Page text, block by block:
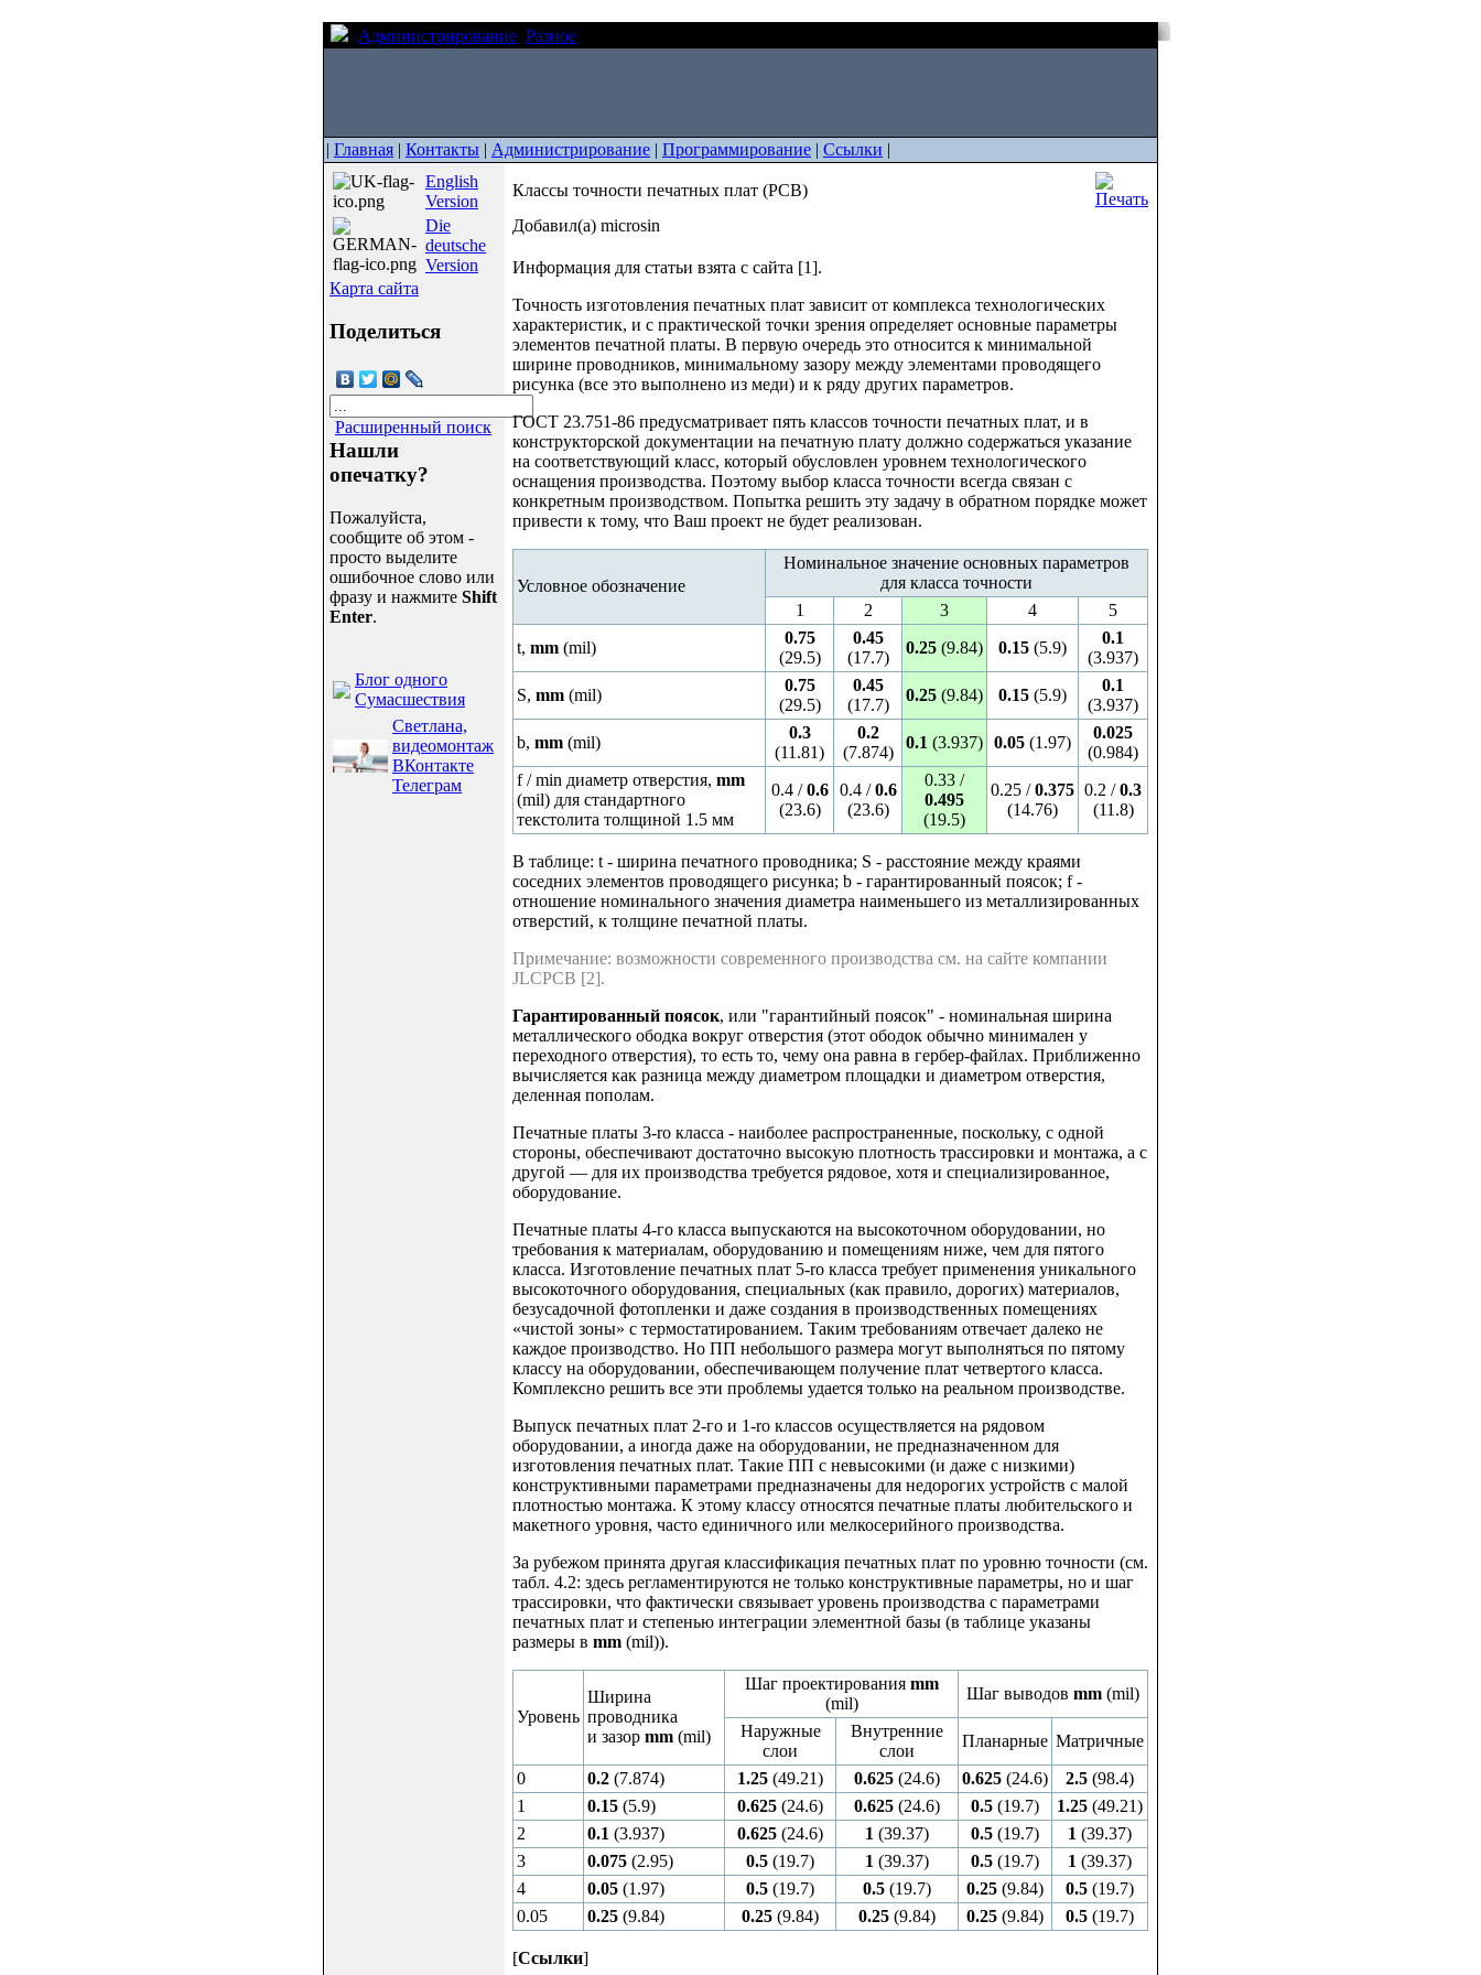
Администрирование Разное
| Главная | Контакты | Администрирование | Программирование | Ссылки |
English
Version
Die
deutsche
Version
Карта сайта
Поделиться
Расширенный поиск
Нашли
опечатку?
Пожалуйста,
сообщите об этом -
просто выделите
ошибочное слово или
фразу и нажмите Shift
Enter.
Блог одного
Сумасшествия
Светлана,
видеомонтаж
ВКонтакте
Телеграм
Классы точности печатных плат (PCB)
Добавил(а) microsin
Информация для статьи взята с сайта [1].
Точность изготовления печатных плат зависит от комплекса технологических
характеристик, и с практической точки зрения определяет основные параметры
элементов печатной платы. В первую очередь это относится к минимальной
ширине проводников, минимальному зазору между элементами проводящего
рисунка (все это выполнено из меди) и к ряду других параметров.
ГОСТ 23.751-86 предусматривает пять классов точности печатных плат, и в
конструкторской документации на печатную плату должно содержаться указание
на соответствующий класс, который обусловлен уровнем технологического
оснащения производства. Поэтому выбор класса точности всегда связан с
конкретным производством. Попытка решить эту задачу в обратном порядке может
привести к тому, что Ваш проект не будет реализован.
Условное обозначение
Номинальное значение основных параметров
для класса точности
1
2 3 4
5
t, mm (mil)
0.75
(29.5)
0.45
(17.7)
0.25 (9.84) 0.15 (5.9)
0.1
(3.937)
S, mm (mil)
0.75
(29.5)
0.45
(17.7)
0.25 (9.84) 0.15 (5.9)
0.1
(3.937)
b, mm (mil)
0.3
(11.81)
0.2
(7.874)
0.1 (3.937) 0.05 (1.97)
0.025
(0.984)
f / min диаметр отверстия, mm
(mil) для стандартного
текстолита толщиной 1.5 мм
0.4 /0.6
(23.6)
0.4 /0.6
(23.6)
0.33 /
0.495
(19.5)
0.25 /0.375
(14.76)
0.2 /0.3
(11.8)
В таблице: t - ширина печатного проводника; S - расстояние между краями
соседних элементов проводящего рисунка; b - гарантированный поясок; f -
отношение номинального значения диаметра наименьшего из металлизированных
отверстий, к толщине печатной платы.
Примечание: возможности современного производства см. на сайте компании
JLCPCB [2].
Гарантированный поясок, или "гарантийный поясок" - номинальная ширина
металлического ободка вокруг отверстия (этот ободок обычно минимален у
переходного отверстия), то есть то, чему она равна в гербер-файлах. Приближенно
вычисляется как разница между диаметром площадки и диаметром отверстия,
деленная пополам.
Печатные платы 3-ro класса - наиболее распространенные, поскольку, с одной
стороны, обеспечивают достаточно высокую плотность трассировки и монтажа, а с
другой — для их производства требуется рядовое, хотя и специализированное,
оборудование.
Печатные платы 4-го класса выпускаются на высокоточном оборудовании, но
требования к материалам, оборудованию и помещениям ниже, чем для пятого
класса. Изготовление печатных плат 5-ro класса требует применения уникального
высокоточного оборудования, специальных (как правило, дорогих) материалов,
безусадочной фотопленки и даже создания в производственных помещениях
«чистой зоны» с термостатированием. Таким требованиям отвечает далеко не
каждое производство. Но ПП небольшого размера могут выполняться по пятому
классу на оборудовании, обеспечивающем получение плат четвертого класса.
Комплексно решить все эти проблемы удается только на реальном производстве.
Выпуск печатных плат 2-го и 1-ro классов осуществляется на рядовом
оборудовании, а иногда даже на оборудовании, не предназначенном для
изготовления печатных плат. Такие ПП с невысокими (и даже с низкими)
конструктивными параметрами предназначены для недорогих устройств с малой
плотностью монтажа. К этому классу относятся печатные платы любительского и
макетного уровня, часто единичного или мелкосерийного производства.
За рубежом принята другая классификация печатных плат по уровню точности (см.
табл. 4.2: здесь регламентируются не только конструктивные параметры, но и шаг
трассировки, что фактически связывает уровень производства с параметрами
печатных плат и степенью интеграции элементной базы (в таблице указаны
размеры в mm (mil)).
Уровень
Ширина
проводника
и зазор mm (mil)
Шаг проектирования mm
(mil)
Шаг выводов mm (mil)
Наружные
слои
Внутренние
слои
Планарные Матричные
0
0.2 (7.874) 1.25 (49.21) 0.625 (24.6) 0.625 (24.6) 2.5 (98.4)
1
0.15 (5.9) 0.625 (24.6) 0.625 (24.6) 0.5 (19.7) 1.25 (49.21)
2
0.1 (3.937) 0.625 (24.6) 1 (39.37) 0.5 (19.7) 1 (39.37)
3
0.075 (2.95) 0.5 (19.7) 1 (39.37) 0.5 (19.7) 1 (39.37)
4
0.05 (1.97) 0.5 (19.7) 0.5 (19.7) 0.25 (9.84) 0.5 (19.7)
0.05
0.25 (9.84) 0.25 (9.84) 0.25 (9.84) 0.25 (9.84) 0.5 (19.7)
[Ссылки]